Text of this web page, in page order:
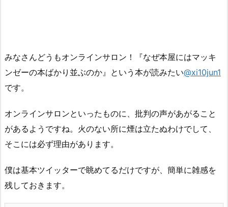
みなさんどうもオンラインサロン！『なぜ本屋にはマッキ
ンゼーの本ばかり並ぶのか』という本が読みたい@xi10jun1
です。
オンラインサロンといったものに、批判の声があがること
があるようですね。火のない所に煙は立たぬわけでして、
そこには必ず理由があります。
僕は基本ツイッターで眺めてるだけですが、簡単に雑感を
残しておきます。